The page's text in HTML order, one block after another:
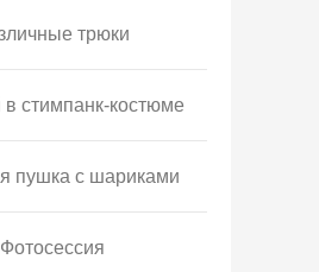
трюки
стимпанк-костюме
пушка с шариками
Фотосессия